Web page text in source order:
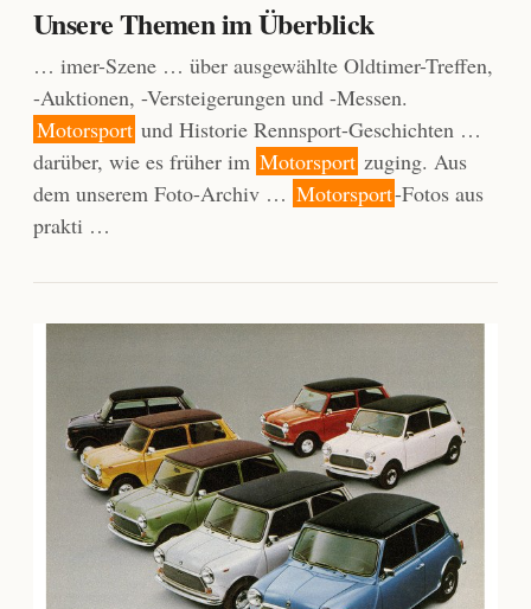
Unsere Themen im Überblick
… imer-Szene … über ausgewählte Oldtimer-Treffen,
-Auktionen, -Versteigerungen und -Messen.
Motorsport und Historie Rennsport-Geschichten …
darüber, wie es früher im Motorsport zuging. Aus
dem unserem Foto-Archiv … Motorsport-Fotos aus
prakti …